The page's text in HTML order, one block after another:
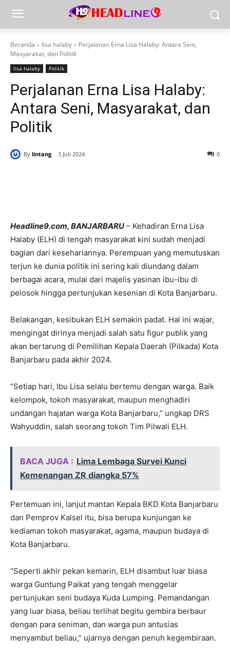
Beranda lisa halaby
Perjalanan Erna Lisa Halaby: Antara Seni,
Masyarakat, dan Politik
lisa halaby Politik
Perjalanan Erna Lisa Halaby:
Antara Seni, Masyarakat, dan
Politik
By lintang 3 Juli 2024 0
Headline9.com, BANJARBARU – Kehadiran Erna Lisa
Halaby (ELH) di tengah masyarakat kini sudah menjadi
bagian dari kesehariannya. Perempuan yang memutuskan
terjun ke dunia politik ini sering kali diundang dalam
berbagai acara, mulai dari majelis yasinan ibu-ibu di
pelosok hingga pertunjukan kesenian di Kota Banjarbaru.
Belakangan, kesibukan ELH semakin padat. Hal ini wajar,
mengingat dirinya menjadi salah satu figur publik yang
akan bertarung di Pemilihan Kepala Daerah (Pilkada) Kota
Banjarbaru pada akhir 2024.
“Setiap hari, Ibu Lisa selalu bertemu dengan warga. Baik
kelompok, tokoh masyarakat, maupun menghadiri
undangan hajatan warga Kota Banjarbaru,” ungkap DRS
Wahyuddin, salah seorang tokoh Tim Pilwali ELH.
BACA JUGA : Lima Lembaga Survei Kunci
Kemenangan ZR diangka 57%
Pertemuan ini, lanjut mantan Kepala BKD Kota Banjarbaru
dan Pemprov Kalsel itu, bisa berupa kunjungan ke
kediaman tokoh masyarakat, agama, maupun budaya di
Kota Banjarbaru.
“Seperti akhir pekan kemarin, ELH disambut luar biasa
warga Guntung Paikat yang tengah menggelar
pertunjukan seni budaya Kuda Lumping. Pemandangan
yang luar biasa, beliau terlihat begitu gembira berbaur
dengan para seniman, dan warga pun antusias
menyambut beliau,” ujarnya dengan penuh kegembiraan.